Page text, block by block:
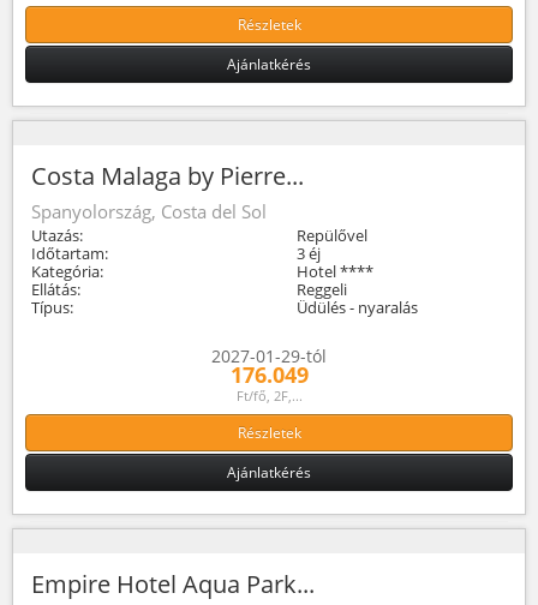
Részletek
Ajánlatkérés
Costa Malaga by Pierre...
Spanyolország, Costa del Sol
Utazás:
Repülővel
Időtartam:
3 éj
Kategória:
Hotel ****
Ellátás:
Reggeli
Típus:
Üdülés - nyaralás
2027-01-29-tól
176.049
Ft/fő, 2F,...
Részletek
Ajánlatkérés
Empire Hotel Aqua Park...